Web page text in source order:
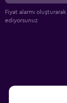
Fiyat alarmı oluşturarak
ediyorsunuz